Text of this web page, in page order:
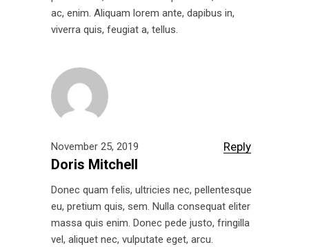
ac, enim. Aliquam lorem ante, dapibus in,
viverra quis, feugiat a, tellus.
November 25, 2019 Reply
Doris Mitchell
Donec quam felis, ultricies nec, pellentesque
eu, pretium quis, sem. Nulla consequat eliter
massa quis enim. Donec pede justo, fringilla
vel, aliquet nec, vulputate eget, arcu.